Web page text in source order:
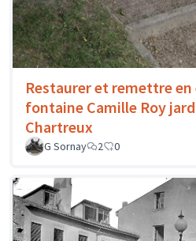
Restaurer et remettre en
fontaine Camille Roy
Chartreux
G Sornay 2 0